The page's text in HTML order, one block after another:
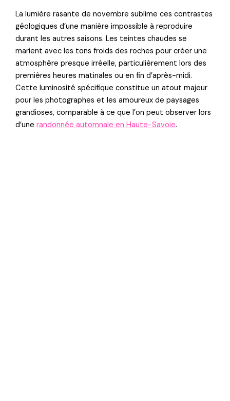
La lumière rasante de novembre sublime ces contrastes
géologiques d’une manière impossible à reproduire
durant les autres saisons. Les teintes chaudes se
marient avec les tons froids des roches pour créer une
atmosphère presque irréelle, particulièrement lors des
premières heures matinales ou en fin d’après-midi.
Cette luminosité spécifique constitue un atout majeur
pour les photographes et les amoureux de paysages
grandioses, comparable à ce que l’on peut observer lors
d’unerandonnée automnale en Haute-Savoie.